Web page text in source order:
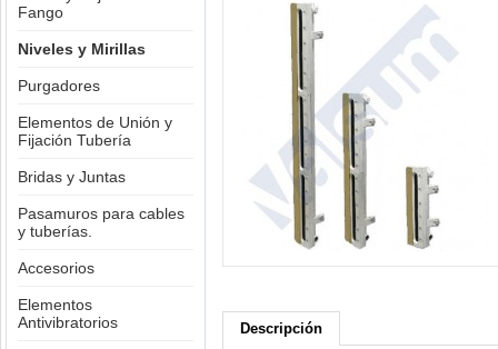
Fango
Niveles y Mirillas
Purgadores
Elementos de Unión y
Fijación Tubería
Bridas y Juntas
Pasamuros para cables
y tuberías.
Accesorios
Elementos
Antivibratorios
Descripción